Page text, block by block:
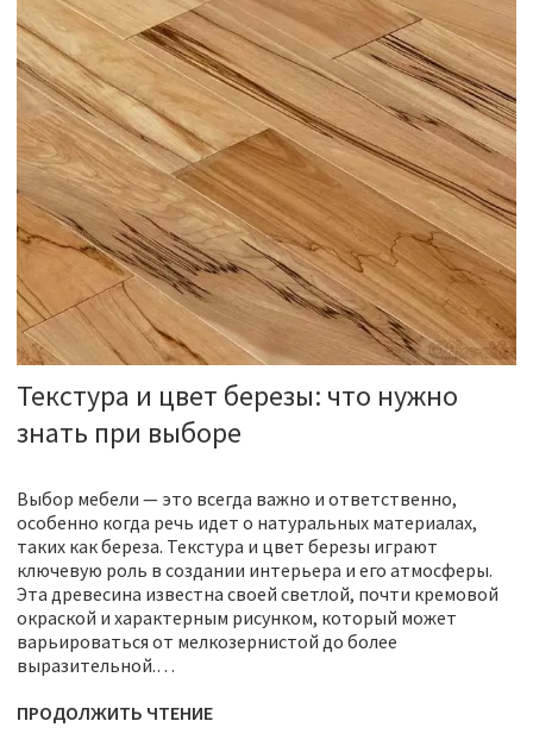
Текстура и цвет березы: что нужно
знать при выборе
Выбор мебели — это всегда важно и ответственно,
особенно когда речь идет о натуральных материалах,
таких как береза. Текстура и цвет березы играют
ключевую роль в создании интерьера и его атмосферы.
Эта древесина известна своей светлой, почти кремовой
окраской и характерным рисунком, который может
варьироваться от мелкозернистой до более
выразительной.…
ПРОДОЛЖИТЬ ЧТЕНИЕ